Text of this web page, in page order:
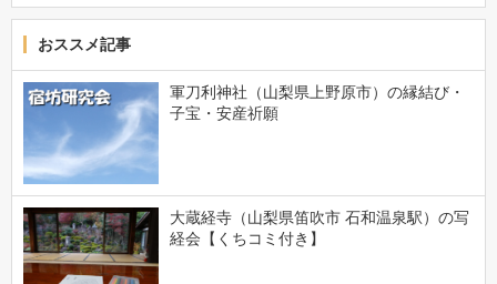
おススメ記事
軍刀利神社（山梨県上野原市）の縁結び・
子宝・安産祈願
大蔵経寺（山梨県笛吹市 石和温泉駅）の写
経会【くちコミ付き】